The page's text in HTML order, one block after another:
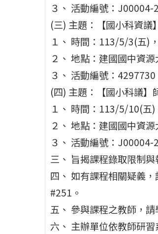
３、 活動編號：
(三) 主題：【國小科資議
１、 時間：113/5/3(五)
２、 地點：建國國中資
３、 活動編號：4297730
(四) 主題：【國小科議】
１、 時間：113/5/10(五
２、 地點：建國國中資
３、 活動編號：J00004-
三、 旨揭課程錄取限制
四、 如有課程相關疑義
#251。
五、 參與課程之教師，
六、 主辦單位依教師研